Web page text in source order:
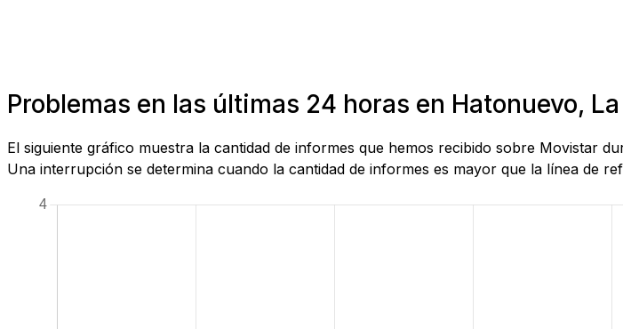
Problemas en las últimas 24 horas en Hatonuevo,
El siguiente gráfico muestra la cantidad de informes que hemos recibido sobre Movistar
Una interrupción se determina cuando la cantidad de informes es mayor que la línea de